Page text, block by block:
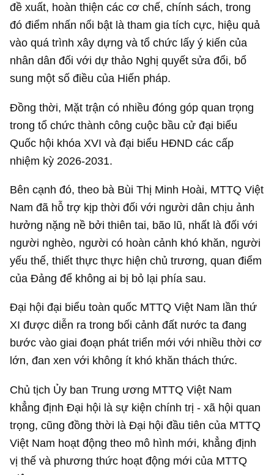
đề xuất, hoàn thiện các cơ chế, chính sách, trong
đó điểm nhấn nổi bật là tham gia tích cực, hiệu quả
vào quá trình xây dựng và tổ chức lấy ý kiến của
nhân dân đối với dự thảo Nghị quyết sửa đổi, bổ
sung một số điều của Hiến pháp.
Đồng thời, Mặt trận có nhiều đóng góp quan trọng
trong tổ chức thành công cuộc bầu cử đại biểu
Quốc hội khóa XVI và đại biểu HĐND các cấp
nhiệm kỳ 2026-2031.
Bên cạnh đó, theo bà Bùi Thị Minh Hoài, MTTQ Việt
Nam đã hỗ trợ kịp thời đối với người dân chịu ảnh
hưởng nặng nề bởi thiên tai, bão lũ, nhất là đối với
người nghèo, người có hoàn cảnh khó khăn, người
yếu thế, thiết thực thực hiện chủ trương, quan điểm
của Đảng để không ai bị bỏ lại phía sau.
Đại hội đại biểu toàn quốc MTTQ Việt Nam lần thứ
XI được diễn ra trong bối cảnh đất nước ta đang
bước vào giai đoạn phát triển mới với nhiều thời cơ
lớn, đan xen với không ít khó khăn thách thức.
Chủ tịch Ủy ban Trung ương MTTQ Việt Nam
khẳng định Đại hội là sự kiện chính trị - xã hội quan
trọng, cũng đồng thời là Đại hội đầu tiên của MTTQ
Việt Nam hoạt động theo mô hình mới, khẳng định
vị thế và phương thức hoạt động mới của MTTQ